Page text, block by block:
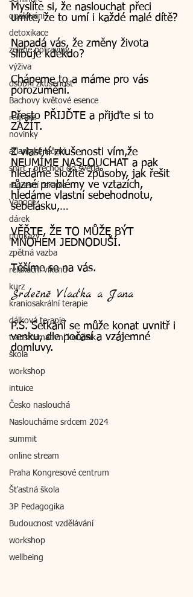
opalování
detoxikace
zelené potraviny
výživa
osobní zkušenost
Bachovy květové esence
regrese
novinky
atlantské léčení
smrt - přechod do světla
regresní terapie
Vánoce
dárek
poukazy
zpětná vazba
relaxační víkend
kurz
kraniosakrální terapie
dálková terapie
transformativní koučink
škola
workshop
intuice
Česko naslouchá
Nasloucháme srdcem 2024
summit
online stream
Praha Kongresové centrum
Šťastná škola
3P Pedagogika
Budoucnost vzdělávání
workshop
wellbeing
Myslíte si, že naslouchat přeci
umíte, že to umí i každé malé dítě?
Napadá vás, že změny života
slibuje kdekdo?
Chápeme to a máme pro vás
porozumění.
Přesto PŘIJĎTE a přijďte si to
ZAŽÍT.
Z vlastní zkušenosti vím,že
NEUMÍME NASLOUCHAT a pak
hledáme složité způsoby, jak řešit
různé problémy ve vztazích,
hledáme vlastní sebehodnotu,
sebelásku,…
VĚŘTE, ŽE TO MŮŽE BÝT
MNOHEM JEDNODUŠÍ.
Těšíme se na vás.
Srdečně Vlaďka a Jana
P.S. Setkání se může konat uvnitř i
venku, dle počasí a vzájemné
domluvy.